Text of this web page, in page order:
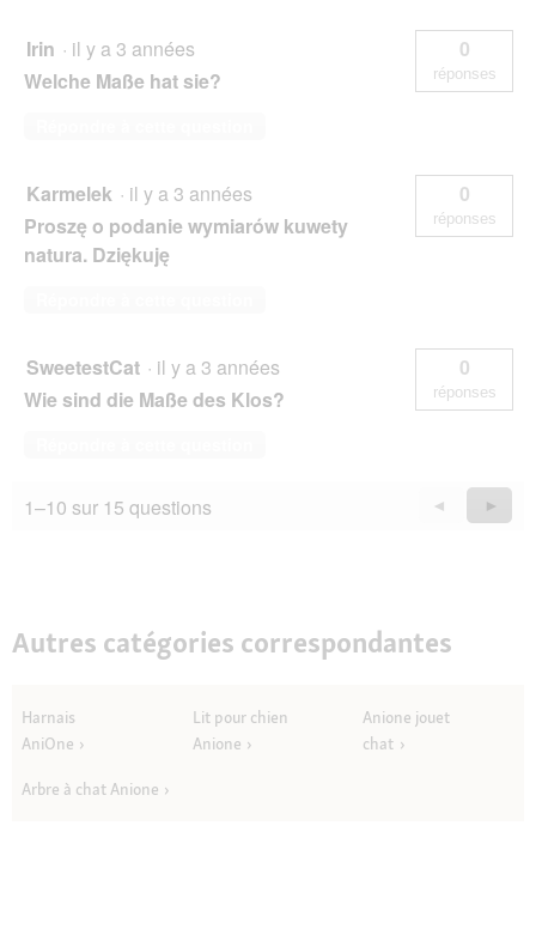
Irin · il y a 3 années
Welche Maße hat sie?
0
réponses
Karmelek · il y a 3 années
Proszę o podanie wymiarów kuwety
natura. Dziękuję
0
réponses
SweetestCat · il y a 3 années
Wie sind die Maße des Klos?
0
réponses
1–10 sur 15 questions
Précédent
Questions
◄ ►
Autres catégories correspondantes
Harnais
AniOne
Lit pour chien
Anione
Anione jouet
chat
Arbre à chat Anione